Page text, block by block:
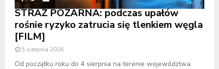
STRAŻ POŻARNA: podczas upałów
rośnie ryzyko zatrucia się tlenkiem węgla
[FILM]
5 sierpnia 2026
Od początku roku do 4 sierpnia na terenie województwa